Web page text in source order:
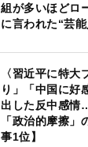
組が多いほどロ
に言われた“芸
〈習近平に特
り」「中国に好
出した反中感情
「政治的摩擦
事1位】